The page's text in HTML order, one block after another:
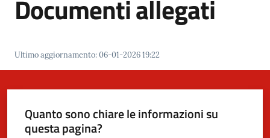
5x1000
Documenti allegati
Ultimo aggiornamento:06-01-2026 19:22
Quanto sono chiare le informazioni su
questa pagina?